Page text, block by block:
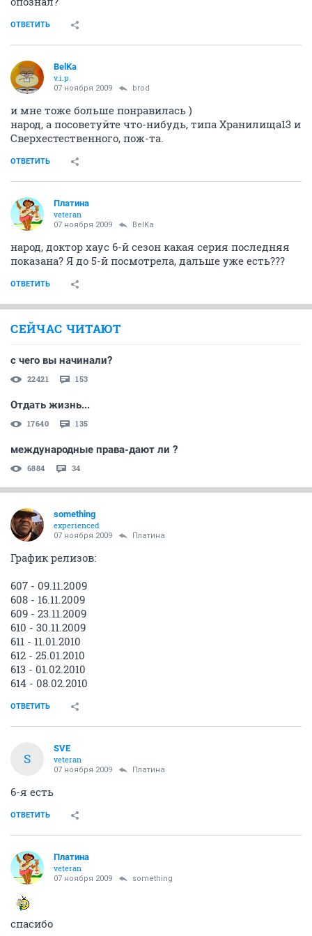
ОТВЕТИТЬ
BelKa
v.i.p.
07 ноября 2009 brod
и мне тоже больше понравилась )
народ, а посоветуйте что-нибудь, типа Хранилища13 и
Сверхестественного, пож-та.
ОТВЕТИТЬ
Платина
veteran
07 ноября 2009 BelKa
народ, доктор хаус 6-й сезон какая серия последняя
показана? Я до 5-й посмотрела, дальше уже есть???
ОТВЕТИТЬ
СЕЙЧАС ЧИТАЮТ
с чего вы начинали?
22421 153
Отдать жизнь...
17640 135
международные права-дают ли ?
6884 34
something
experienced
07 ноября 2009 Платина
График релизов:
607 - 09.11.2009
608 - 16.11.2009
609 - 23.11.2009
610 - 30.11.2009
611 - 11.01.2010
612 - 25.01.2010
613 - 01.02.2010
614 - 08.02.2010
ОТВЕТИТЬ
S
SVE
veteran
07 ноября 2009 Платина
6-я есть
ОТВЕТИТЬ
Платина
veteran
07 ноября 2009 something
спасибо